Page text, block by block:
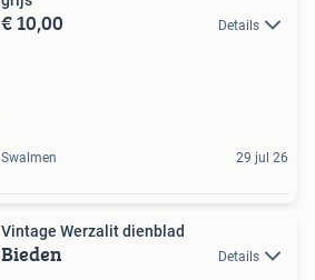
€ 10,00 Details
Swalmen 29 jul 26
Vintage Werzalit dienblad
Bieden Details